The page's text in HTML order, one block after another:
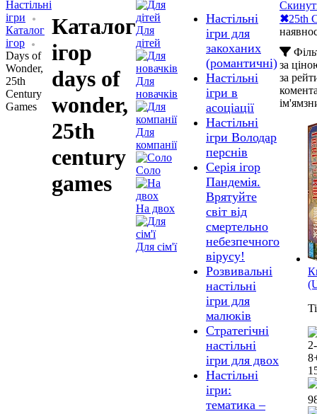
Настільні
ігри
Каталог
ігор
Days of
Wonder,
25th
Century
Games
Каталог
ігор
days of
wonder,
25th
century
games
Для
дітей
Для
новачків
Для
компанії
Соло
На двох
Для сім'ї
Настільні
ігри для
закоханих
(романтичні)
Настільні
ігри в
асоціації
Настільні
ігри Володар
перснів
Серія ігор
Пандемія.
Врятуйте
світ від
смертельно
небезпечного
вірусу!
Розвивальні
настільні
ігри для
малюків
Стратегічні
настільні
ігри для двох
Настільні
ігри:
тематика –
✖25th
за
за
ім'ям